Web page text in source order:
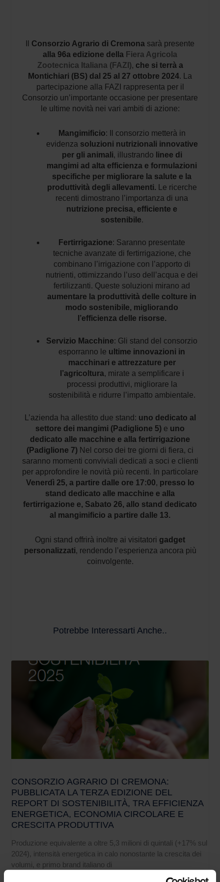
Consorzio Agrario di Cremona sarà presente
alla 96a edizione della Fiera Agricola
Zootecnica Italiana (FAZI), che si terrà a
Montichiari (BS) dal 25 al 27 ottobre 2024. La
partecipazione alla FAZI rappresenta per il
Consorzio un’importante occasione per presentare
le ultime novità nei vari ambiti di azione:
Mangimificio: Il consorzio metterà in
evidenza soluzioni nutrizionali innovative
per gli animali, illustrando linee di
mangimi ad alta efficienza e formulazioni
specifiche per migliorare la salute e la
produttività degli allevamenti.
Le ricerche
recenti dimostrano l’importanza di una
nutrizione precisa, efficiente e
sostenibile.
Fertirrigazione: Saranno presentate
tecniche avanzate di fertirrigazione, che
combinano l’irrigazione con l’apporto di
nutrienti, ottimizzando l’uso dell’acqua e dei
fertilizzanti. Queste soluzioni mirano ad
aumentare la produttività delle colture in
modo sostenibile, migliorando
l’efficienza delle risorse.
Servizio Macchine: Gli stand del consorzio
esporranno le ultime innovazioni in
macchinari e attrezzature per
l’agricoltura, mirate a semplificare i
processi produttivi, migliorare la
sostenibilità e ridurre l’impatto ambientale.
L’azienda ha allestito due stand: uno dedicato al
settore dei mangimi (Padiglione 5) e uno
dedicato alle macchine e alla fertirrigazione
(Padiglione 7) Nel corso dei tre giorni di fiera, ci
saranno momenti conviviali dedicati a soci e clienti
per approfondire le novità più recenti. In particolare
Venerdì 25, a partire dalle ore 17:00, presso lo
stand dedicato alle macchine e alla
fertirrigazione e, Sabato 26, allo stand dedicato
al mangimificio a partire dalle 13.
Ogni stand offrirà inoltre ai visitatori gadget
personalizzati, rendendo l’esperienza ancora più
coinvolgente.
Potrebbe Interessarti Anche..
CONSORZIO AGRARIO DI CREMONA:
PUBBLICATA LA TERZA EDIZIONE DEL
REPORT DI SOSTENIBILITÀ, TRA EFFICIENZA
ENERGETICA, ECONOMIA CIRCOLARE E
CRESCITA PRODUTTIVA
Produzione equivalente a oltre 5,3 milioni di quintali (+17% sul
2024), intensità energetica in calo nonostante la crescita dei
volumi, e primo brand italiano di